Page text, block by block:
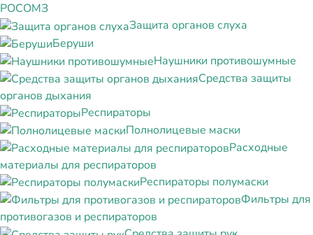
РОСОМЗ
Защита органов слуха
Беруши
Наушники противошумные
Средства защиты
органов дыхания
Респираторы
Полнолицевые маски
Расходные
материалы для респираторов
Респираторы полумаски
Фильтры для
противогазов и респираторов